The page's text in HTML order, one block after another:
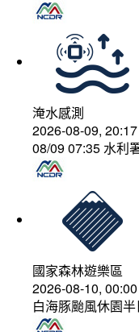
淹水感測
2026-08-09,
08/09 07:35 水利
國家森林遊樂區
2026-08-10,
白海豚颱風休園